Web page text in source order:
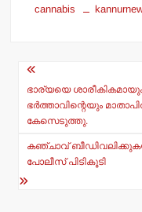
at
p
p
c
o
k
cannabis
Post
navigation
ഭാര്യയെ ശാരീകികമായും
ഭര്‍ത്താവിന്റെയും
കേസെടുത്തു.
കഞ്ചാവ്
പോലീസ് പിടികൂടി